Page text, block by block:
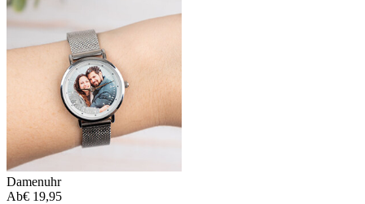
Damenuhr
Ab€ 19,95